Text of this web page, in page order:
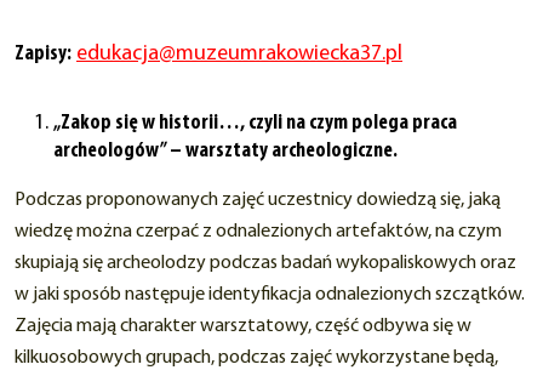
Zapisy: edukacja@muzeumrakowiecka37.pl
„Zakop się w historii…, czyli na czym polega praca
archeologów” – warsztaty archeologiczne.
Podczas proponowanych zajęć uczestnicy dowiedzą się, jaką
wiedzę można czerpać z odnalezionych artefaktów, na czym
skupiają się archeolodzy podczas badań wykopaliskowych oraz
w jaki sposób następuje identyfikacja odnalezionych szczątków.
Zajęcia mają charakter warsztatowy, część odbywa się w
kilkuosobowych grupach, podczas zajęć wykorzystane będą,